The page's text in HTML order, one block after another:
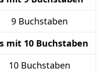
9 Buchstaben
mit 10 Buchstaben
10 Buchstaben